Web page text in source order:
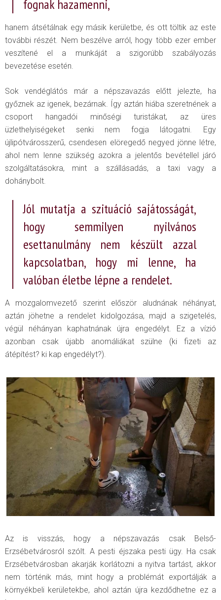
fognak hazamenni,
hanem átsétálnak egy másik kerületbe, és ott töltik az este
további részét. Nem beszélve arról, hogy több ezer ember
veszítené el a munkáját a szigorúbb szabályozás
bevezetése esetén.
Sok vendéglátós már a népszavazás előtt jelezte, ha
győznek az igenek, bezárnak. Így aztán hiába szeretnének a
csoport hangadói minőségi turistákat, az üres
üzlethelyiségeket senki nem fogja látogatni. Egy
újlipótvárosszerű, csendesen elöregedő negyed jönne létre,
ahol nem lenne szükség azokra a jelentős bevétellel járó
szolgáltatásokra, mint a szállásadás, a taxi vagy a
dohánybolt.
Jól mutatja a szituáció sajátosságát,
hogy semmilyen nyilvános
esettanulmány nem készült azzal
kapcsolatban, hogy mi lenne, ha
valóban életbe lépne a rendelet.
A mozgalomvezető szerint először aludnának néhányat,
aztán jöhetne a rendelet kidolgozása, majd a szigetelés,
végül néhányan kaphatnának újra engedélyt. Ez a vízió
azonban csak újabb anomáliákat szülne (ki fizeti az
átépítést? ki kap engedélyt?).
Az is visszás, hogy a népszavazás csak Belső-
Erzsébetvárosról szólt. A pesti éjszaka pesti ügy. Ha csak
Erzsébetvárosban akarják korlátozni a nyitva tartást, akkor
nem történik más, mint hogy a problémát exportálják a
környékbeli kerületekbe, ahol aztán újra kezdődhetne ez a